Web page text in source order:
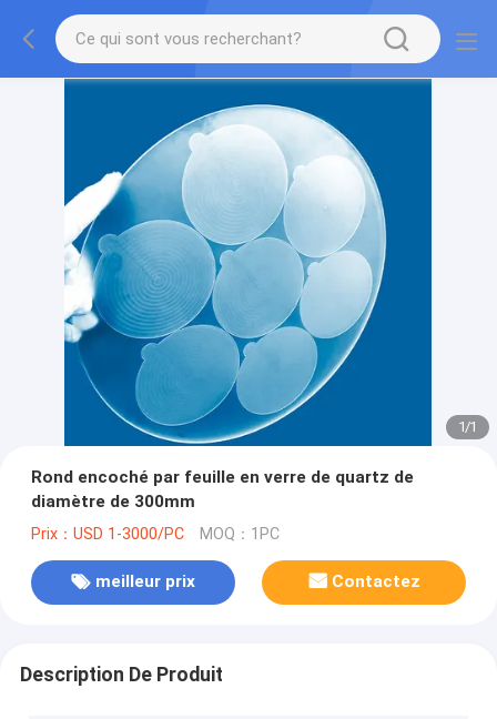
1/1
Rond encoché par feuille en verre de quartz de
diamètre de 300mm
Prix：USD 1-3000/PC MOQ：1PC
meilleur prix Contactez
Description De Produit